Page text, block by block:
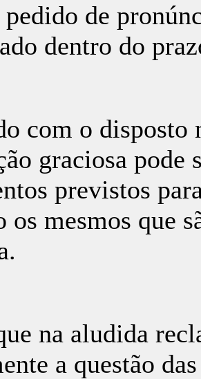
pedido de
dentro do
com o disposto
graciosa pode
previstos
os mesmos que
na aludida
a questão